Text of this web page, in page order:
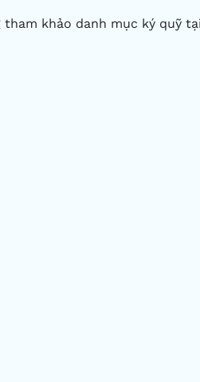
tham khảo danh mục ký quỹ